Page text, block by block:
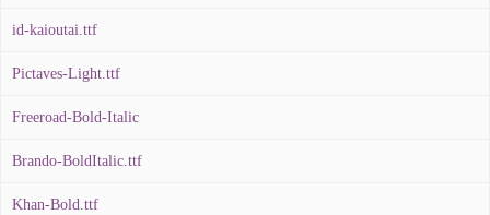
id-kaioutai.ttf
Pictaves-Light.ttf
Freeroad-Bold-Italic
Brando-BoldItalic.ttf
Khan-Bold.ttf